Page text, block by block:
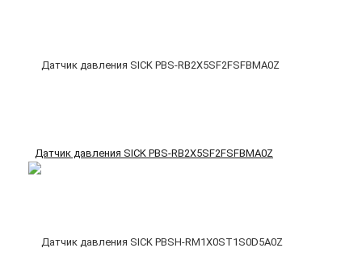
Датчик давления SICK PBS-RB2X5SF2FSFBMA0Z